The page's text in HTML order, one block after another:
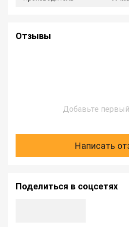
Отзывы
Добавьте
Написать
Поделиться в соцсетях